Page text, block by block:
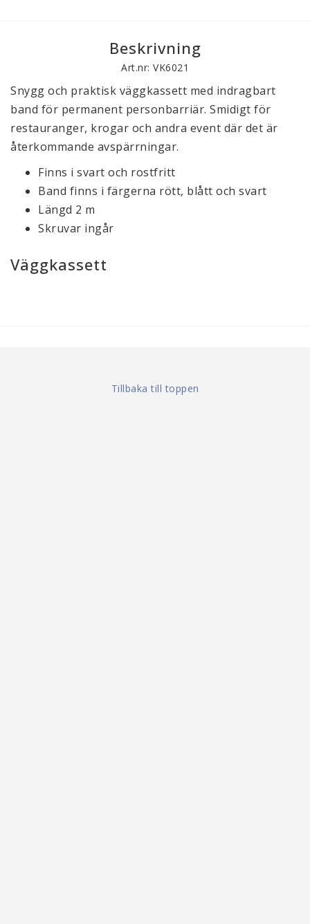
Beskrivning
Art.nr: VK6021
Snygg och praktisk väggkassett med indragbart
band för permanent personbarriär. Smidigt för
restauranger, krogar och andra event där det är
återkommande avspärrningar.
Finns i svart och rostfritt
Band finns i färgerna rött, blått och svart
Längd 2 m
Skruvar ingår
Väggkassett
Tillbaka till toppen